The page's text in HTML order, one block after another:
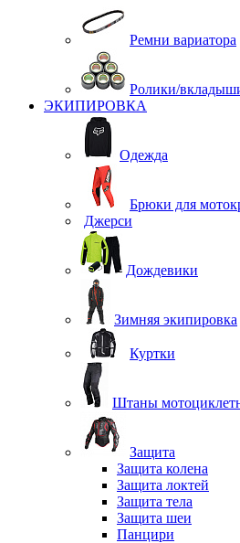
Ремни вариатора
Ролики/
ЭКИПИРОВКА
Одежда
Брюки для
Джерси
Дождевики
Зимняя экипировка
Куртки
Штаны
Защита
Защита колена
Защита локтей
Защита тела
Защита шеи
Панцири